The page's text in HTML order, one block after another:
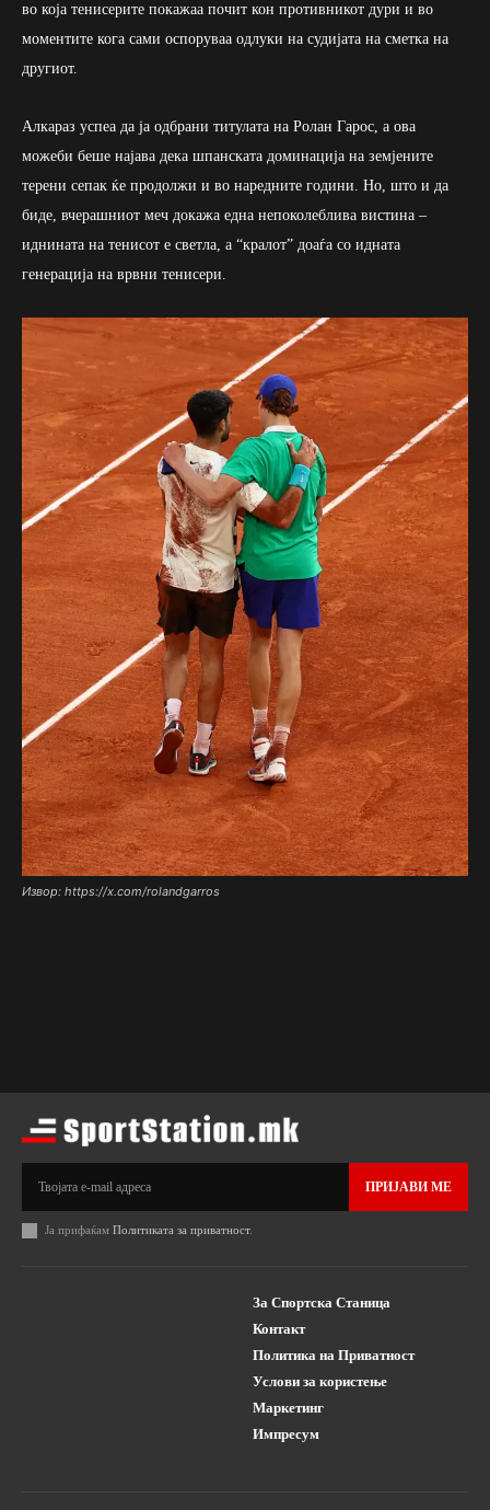
во која тенисерите покажаа почит кон противникот дури и во
моментите кога сами оспоруваа одлуки на судијата на сметка на
другиот.
Алкараз успеа да ја одбрани титулата на Ролан Гарос, а ова
можеби беше најава дека шпанската доминација на земјените
терени сепак ќе продолжи и во наредните години. Но, што и да
биде, вчерашниот меч докажа една непоколеблива вистина –
иднината на тенисот е светла, а “кралот” доаѓа со идната
генерација на врвни тенисери.
Извор: https://x.com/rolandgarros
ПРИЈАВИ МЕ
Ја прифаќам Политиката за приватност.
За Спортска Станица
Контакт
Политика на Приватност
Услови за користење
Маркетинг
Импресум